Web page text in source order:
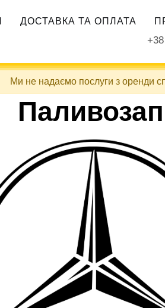
ДОСТАВКА ТА ОПЛАТА
Ми не надаємо послуги з оренди